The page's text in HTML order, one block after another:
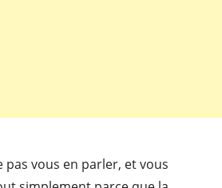
vous en parler, et vous